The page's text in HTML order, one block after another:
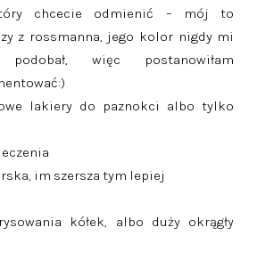
chcecie odmienić – mój to
z rossmanna, jego kolor nigdy mi
więc postanowiłam
lakiery do paznokci albo tylko
im szersza tym lepiej
kółek, albo duży okrągły